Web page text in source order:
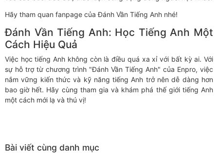
Hãy tham quan fanpage của Đánh Vần Tiếng Anh nhé!
Đánh Vần Tiếng Anh: Học Tiếng Anh Một
Cách Hiệu Quả
Việc học tiếng Anh không còn là điều quá xa xỉ với bất kỳ ai. Với
sự hỗ trợ từ chương trình "Đánh Vần Tiếng Anh" của Enpro, việc
nắm vững kiến thức và kỹ năng tiếng Anh trở nên dễ dàng hơn
bao giờ hết. Hãy cùng tham gia và khám phá thế giới tiếng Anh
một cách mới lạ và thú vị!
Bài viết cùng danh mục